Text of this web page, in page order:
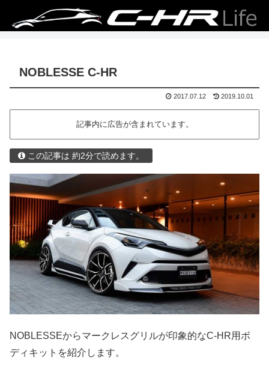
NOBLESSE C-HR
2017.07.12 2019.10.01
記事内に広告が含まれています。
この記事は 約2分で読めます。
NOBLESSEからマークレスグリルが印象的なC-HR用ボ
ディキットを紹介します。